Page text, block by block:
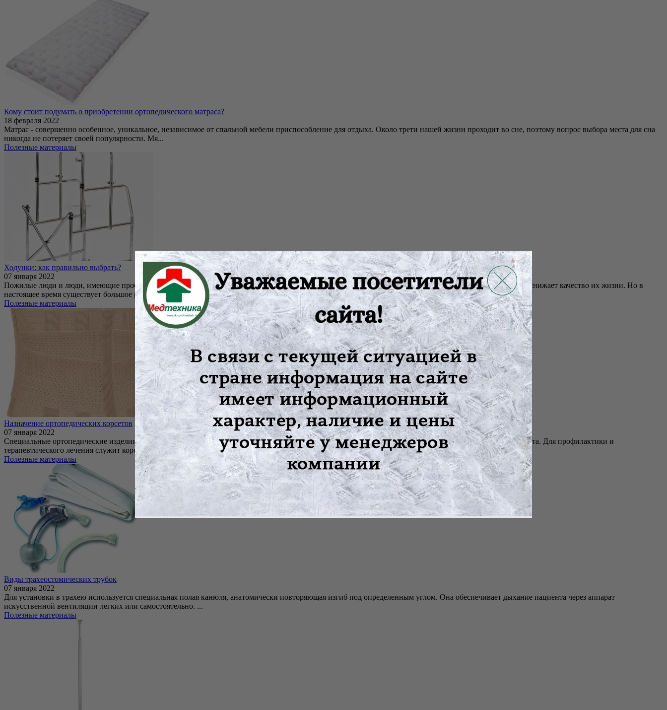
Кому стоит подумать о приобретении ортопедического матраса?
18 февраля 2022
Матрас - совершенно особенное, уникальное, независимое от спальной мебели приспособление для отдыха. Около трети нашей жизни проходит во сне, поэтому вопрос выбора места для сна
никогда не потеряет своей популярности. Мя...
Полезные материалы
Ходунки: как правильно выбрать?
07 января 2022
Пожилые люди и люди, имеющие проблемы с опорно-двигательным аппаратом, как правило, испытывают трудности с передвижением, что значительно снижает качество их жизни. Но в
настоящее время существует большое разнообразие сп...
Полезные материалы
Назначение ортопедических корсетов
07 января 2022
Специальные ортопедические изделия применяются для облегчения состояния при заболеваниях или нарушениях функций опорно-двигательного аппарата. Для профилактики и
терапевтического лечения служит корсет, который бывает ...
Полезные материалы
Виды трахеостомических трубок
07 января 2022
Для установки в трахею используется специальная полая канюля, анатомически повторяющая изгиб под определенным углом. Она обеспечивает дыхание пациента через аппарат
искусственной вентиляции легких или самостоятельно. ...
Полезные материалы